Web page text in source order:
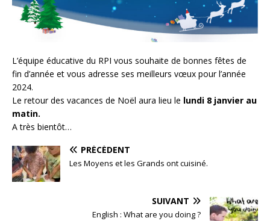
L’équipe éducative du RPI vous souhaite de bonnes fêtes de
fin d’année et vous adresse ses meilleurs vœux pour l’année
2024.
Le retour des vacances de Noël aura lieu le lundi 8 janvier au
matin.
A très bientôt…
PRÉCÉDENT
Les Moyens et les Grands ont cuisiné.
SUIVANT
English : What are you doing ?